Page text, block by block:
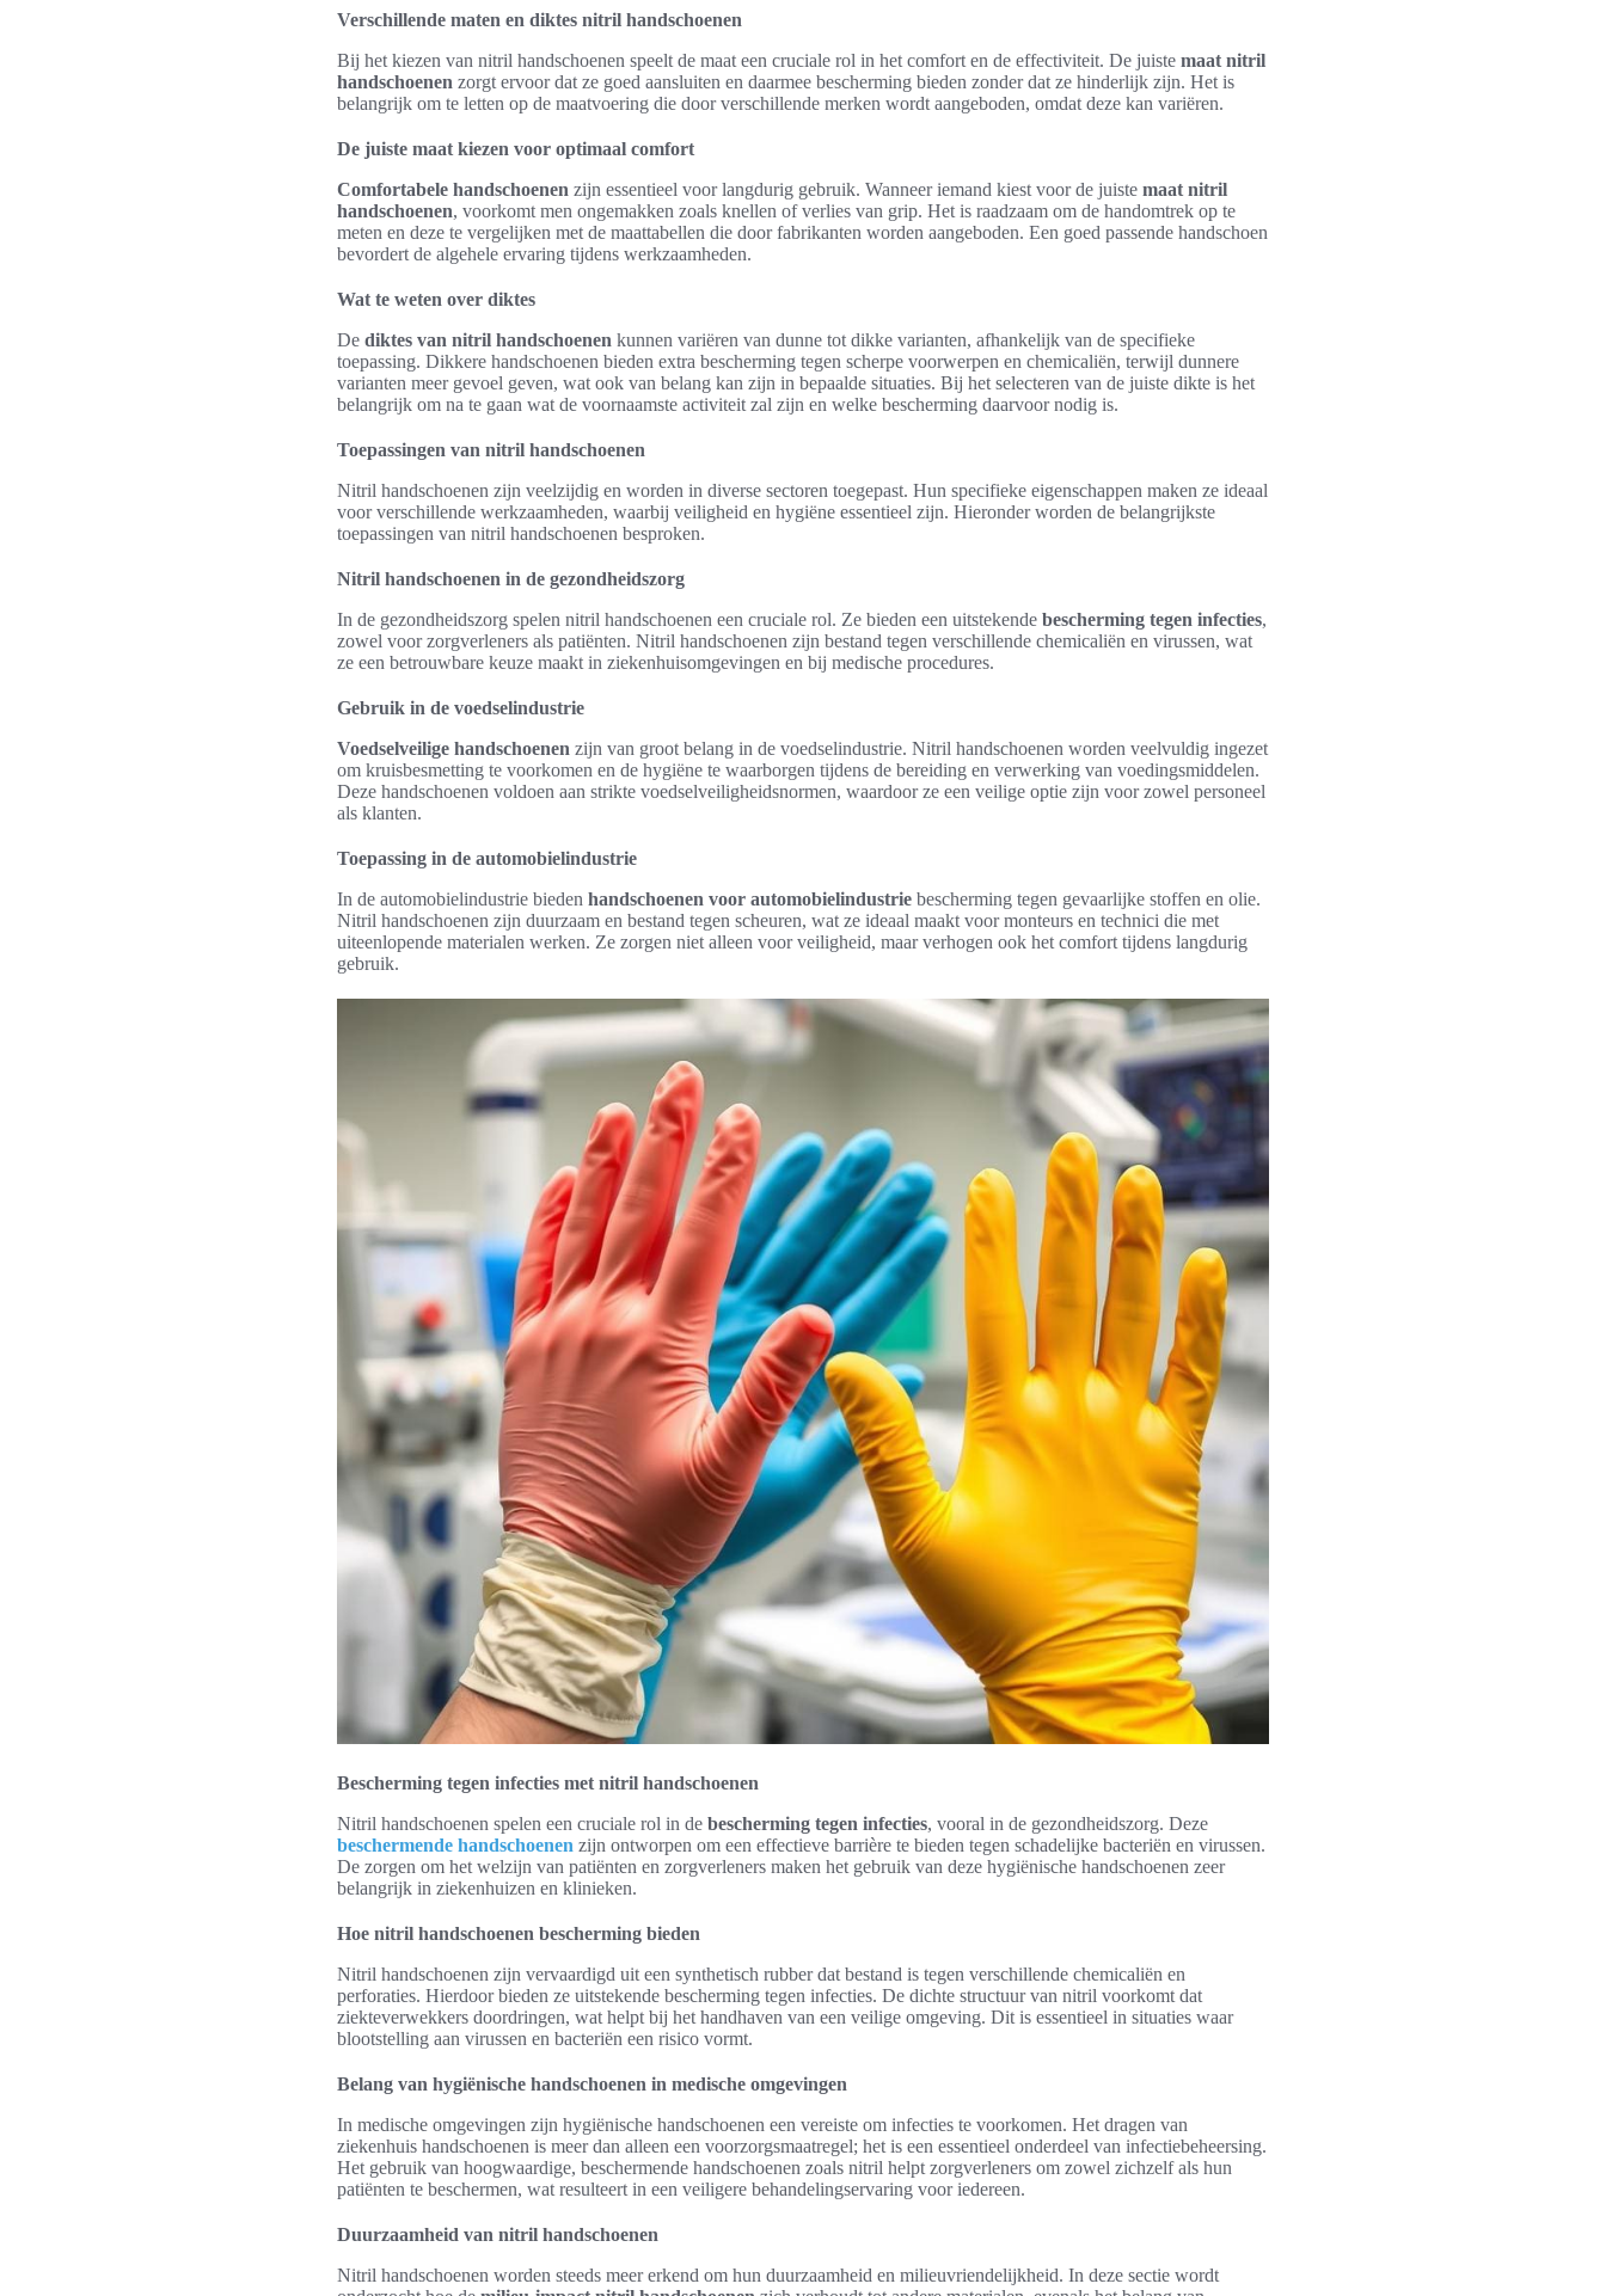
Verschillende maten en diktes nitril handschoenen
Bij het kiezen van nitril handschoenen speelt de maat een cruciale rol in het comfort en de effectiviteit. De juiste maat nitril
handschoenen zorgt ervoor dat ze goed aansluiten en daarmee bescherming bieden zonder dat ze hinderlijk zijn. Het is
belangrijk om te letten op de maatvoering die door verschillende merken wordt aangeboden, omdat deze kan variëren.
De juiste maat kiezen voor optimaal comfort
Comfortabele handschoenen zijn essentieel voor langdurig gebruik. Wanneer iemand kiest voor de juiste maat nitril
handschoenen, voorkomt men ongemakken zoals knellen of verlies van grip. Het is raadzaam om de handomtrek op te
meten en deze te vergelijken met de maattabellen die door fabrikanten worden aangeboden. Een goed passende handschoen
bevordert de algehele ervaring tijdens werkzaamheden.
Wat te weten over diktes
De diktes van nitril handschoenen kunnen variëren van dunne tot dikke varianten, afhankelijk van de specifieke
toepassing. Dikkere handschoenen bieden extra bescherming tegen scherpe voorwerpen en chemicaliën, terwijl dunnere
varianten meer gevoel geven, wat ook van belang kan zijn in bepaalde situaties. Bij het selecteren van de juiste dikte is het
belangrijk om na te gaan wat de voornaamste activiteit zal zijn en welke bescherming daarvoor nodig is.
Toepassingen van nitril handschoenen
Nitril handschoenen zijn veelzijdig en worden in diverse sectoren toegepast. Hun specifieke eigenschappen maken ze ideaal
voor verschillende werkzaamheden, waarbij veiligheid en hygiëne essentieel zijn. Hieronder worden de belangrijkste
toepassingen van nitril handschoenen besproken.
Nitril handschoenen in de gezondheidszorg
In de gezondheidszorg spelen nitril handschoenen een cruciale rol. Ze bieden een uitstekende bescherming tegen infecties,
zowel voor zorgverleners als patiënten. Nitril handschoenen zijn bestand tegen verschillende chemicaliën en virussen, wat
ze een betrouwbare keuze maakt in ziekenhuisomgevingen en bij medische procedures.
Gebruik in de voedselindustrie
Voedselveilige handschoenen zijn van groot belang in de voedselindustrie. Nitril handschoenen worden veelvuldig ingezet
om kruisbesmetting te voorkomen en de hygiëne te waarborgen tijdens de bereiding en verwerking van voedingsmiddelen.
Deze handschoenen voldoen aan strikte voedselveiligheidsnormen, waardoor ze een veilige optie zijn voor zowel personeel
als klanten.
Toepassing in de automobielindustrie
In de automobielindustrie bieden handschoenen voor automobielindustrie bescherming tegen gevaarlijke stoffen en olie.
Nitril handschoenen zijn duurzaam en bestand tegen scheuren, wat ze ideaal maakt voor monteurs en technici die met
uiteenlopende materialen werken. Ze zorgen niet alleen voor veiligheid, maar verhogen ook het comfort tijdens langdurig
gebruik.
Bescherming tegen infecties met nitril handschoenen
Nitril handschoenen spelen een cruciale rol in de bescherming tegen infecties, vooral in de gezondheidszorg. Deze
beschermende handschoenen zijn ontworpen om een effectieve barrière te bieden tegen schadelijke bacteriën en virussen.
De zorgen om het welzijn van patiënten en zorgverleners maken het gebruik van deze hygiënische handschoenen zeer
belangrijk in ziekenhuizen en klinieken.
Hoe nitril handschoenen bescherming bieden
Nitril handschoenen zijn vervaardigd uit een synthetisch rubber dat bestand is tegen verschillende chemicaliën en
perforaties. Hierdoor bieden ze uitstekende bescherming tegen infecties. De dichte structuur van nitril voorkomt dat
ziekteverwekkers doordringen, wat helpt bij het handhaven van een veilige omgeving. Dit is essentieel in situaties waar
blootstelling aan virussen en bacteriën een risico vormt.
Belang van hygiënische handschoenen in medische omgevingen
In medische omgevingen zijn hygiënische handschoenen een vereiste om infecties te voorkomen. Het dragen van
ziekenhuis handschoenen is meer dan alleen een voorzorgsmaatregel; het is een essentieel onderdeel van infectiebeheersing.
Het gebruik van hoogwaardige, beschermende handschoenen zoals nitril helpt zorgverleners om zowel zichzelf als hun
patiënten te beschermen, wat resulteert in een veiligere behandelingservaring voor iedereen.
Duurzaamheid van nitril handschoenen
Nitril handschoenen worden steeds meer erkend om hun duurzaamheid en milieuvriendelijkheid. In deze sectie wordt